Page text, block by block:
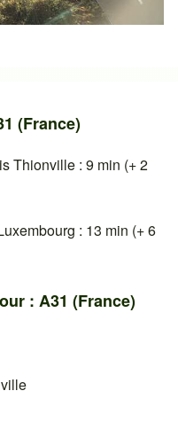
(France)
Thionville : 9 min (+ 2
: 13 min (+ 6
: A31 (France)